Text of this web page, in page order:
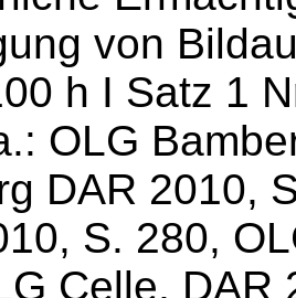
von
h I Satz 1
OLG
DAR 2010,
S. 280,
Celle, DAR